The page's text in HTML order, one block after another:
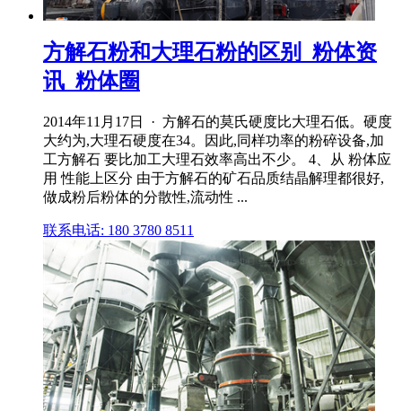
方解石粉和大理石粉的区别_粉体资
讯_粉体圈
2014年11月17日 · 方解石的莫氏硬度比大理石低。硬度
大约为,大理石硬度在34。因此,同样功率的粉碎设备,加
工方解石 要比加工大理石效率高出不少。 4、从 粉体应
用 性能上区分 由于方解石的矿石品质结晶解理都很好,
做成粉后粉体的分散性,流动性 ...
联系电话: 180 3780 8511